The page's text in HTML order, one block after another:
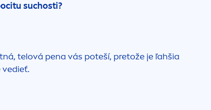
suchosti?
telová pena vás poteší, pretože je ľahšia